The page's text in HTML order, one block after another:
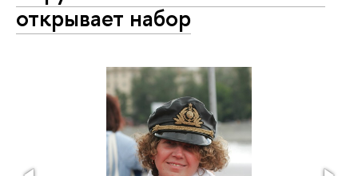
открывает набор